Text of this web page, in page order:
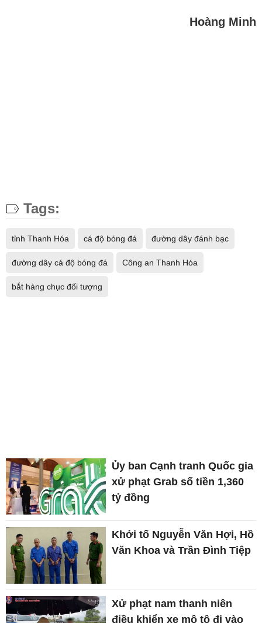
Hoàng Minh
Tags:
tỉnh Thanh Hóa cá độ bóng đá đường dây đánh bạc
đường dây cá độ bóng đá Công an Thanh Hóa
bắt hàng chục đối tượng
Ủy ban Cạnh tranh Quốc gia
xử phạt Grab số tiền 1,360
tỷ đồng
Khởi tố Nguyễn Văn Hợi, Hồ
Văn Khoa và Trần Đình Tiệp
Xử phạt nam thanh niên
điều khiển xe mô tô đi vào